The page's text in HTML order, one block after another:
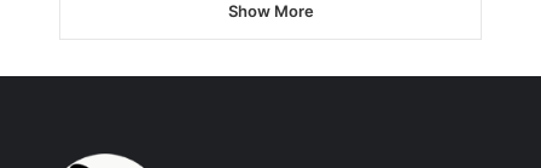
Show More